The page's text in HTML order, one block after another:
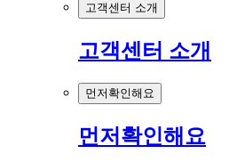
고객센터 소개
고객센터 소개
먼저확인해요
먼저확인해요